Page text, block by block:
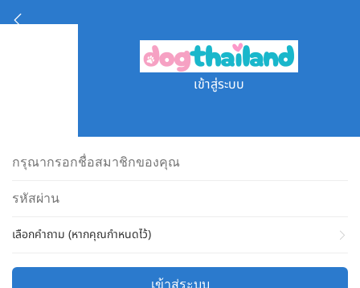
เข้าสู่ระบบ
เลือกคำถาม (หากคุณกำหนดไว้)
เข้าสู่ระบบ